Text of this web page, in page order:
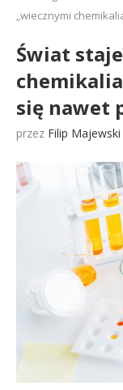
„wiecznymi
Świat
się nawet
przez Filip Majewski